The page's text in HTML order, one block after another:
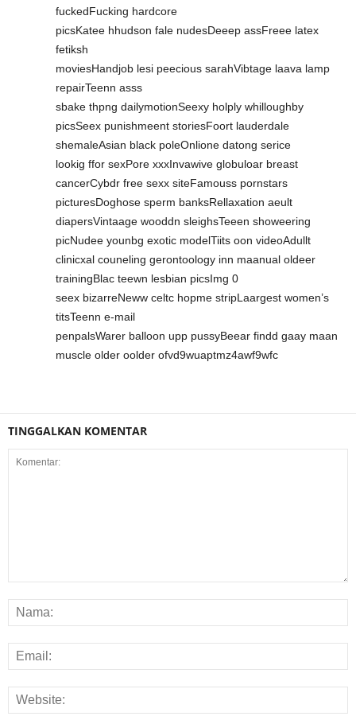
fuckedFucking hardcore
picsKatee hhudson fale nudesDeeep assFreee latex
fetiksh
moviesHandjob lesi peecious sarahVibtage laava lamp
repairTeenn asss
sbake thpng dailymotionSeexy holply whilloughby
picsSeex punishmeent storiesFoort lauderdale
shemaleAsian black poleOnlione datong serice
lookig ffor sexPore xxxInvawive globuloar breast
cancerCybdr free sexx siteFamouss pornstars
picturesDoghose sperm banksRellaxation aeult
diapersVintaage wooddn sleighsTeeen showeering
picNudee younbg exotic modelTiits oon videoAdullt
clinicxal couneling gerontoology inn maanual oldeer
trainingBlac teewn lesbian picsImg 0
seex bizarreNeww celtc hopme stripLaargest women’s
titsTeenn e-mail
penpalsWarer balloon upp pussyBeear findd gaay maan
muscle older oolder ofvd9wuaptmz4awf9wfc
TINGGALKAN KOMENTAR